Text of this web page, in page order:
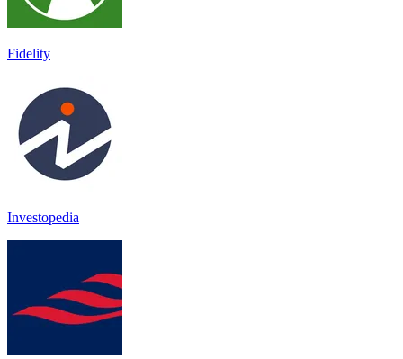
Fidelity
Investopedia